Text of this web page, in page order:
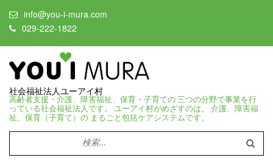
info@you-i-mura.com
029-222-1822
社会福祉法人ユーアイ村
高齢者支援・介護、障害福祉、保育・子育ての 三つの分野で事業を行
っている社会福祉法人です。 ユーアイ村がめざすのは、 介護、障害福
祉、保育（子育て）の まるごと包括ケアシステムです。
検
索: